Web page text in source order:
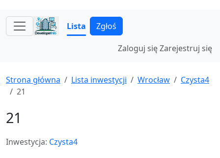
Lista Zgłoś
Zaloguj sięZarejestruj się
Strona główna Lista inwestycji Wrocław
Czysta4
21
21
Inwestycja: Czysta4